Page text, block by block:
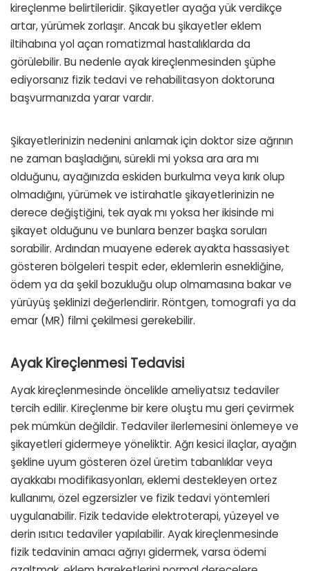
kireçlenme belirtileridir. Şikayetler ayağa yük verdikçe
artar, yürümek zorlaşır. Ancak bu şikayetler eklem
iltihabına yol açan romatizmal hastalıklarda da
görülebilir. Bu nedenle ayak kireçlenmesinden şüphe
ediyorsanız fizik tedavi ve rehabilitasyon doktoruna
başvurmanızda yarar vardır.
Şikayetlerinizin nedenini anlamak için doktor size ağrının
ne zaman başladığını, sürekli mi yoksa ara ara mı
olduğunu, ayağınızda eskiden burkulma veya kırık olup
olmadığını, yürümek ve istirahatle şikayetlerinizin ne
derece değiştiğini, tek ayak mı yoksa her ikisinde mi
şikayet olduğunu ve bunlara benzer başka soruları
sorabilir. Ardından muayene ederek ayakta hassasiyet
gösteren bölgeleri tespit eder, eklemlerin esnekliğine,
ödem ya da şekil bozukluğu olup olmamasına bakar ve
yürüyüş şeklinizi değerlendirir. Röntgen, tomografi ya da
emar (MR) filmi çekilmesi gerekebilir.
Ayak Kireçlenmesi Tedavisi
Ayak kireçlenmesinde öncelikle ameliyatsız tedaviler
tercih edilir. Kireçlenme bir kere oluştu mu geri çevirmek
pek mümkün değildir. Tedaviler ilerlemesini önlemeye ve
şikayetleri gidermeye yöneliktir. Ağrı kesici ilaçlar, ayağın
şekline uyum gösteren özel üretim tabanlıklar veya
ayakkabı modifikasyonları, eklemi destekleyen ortez
kullanımı, özel egzersizler ve fizik tedavi yöntemleri
uygulanabilir. Fizik tedavide elektroterapi, yüzeyel ve
derin ısıtıcı tedaviler yapılabilir. Ayak kireçlenmesinde
fizik tedavinin amacı ağrıyı gidermek, varsa ödemi